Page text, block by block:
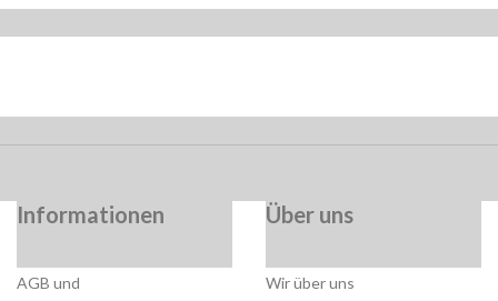
Informationen
AGB und
Über uns
Wir über uns